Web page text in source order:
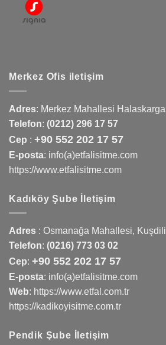
Merkez Ofis iletişim
Adres: Merkez Mahallesi
Telefon: (0212) 296 17 57
Cep : +90 552 202 17 57
E-posta: info(a)etfalisitme.com
https://www.etfalisitme.com
Kadıköy Şube İletişim
Adres : Osmanağa Mahallesi,
Telefon: (0216) 773 03 02
Cep: +90 552 202 17 57
E-posta: info(a)etfalisitme.com
Web: https://www.etfal.com.tr
https://kadikoyisitme.com.tr
Pendik Şube İletişim